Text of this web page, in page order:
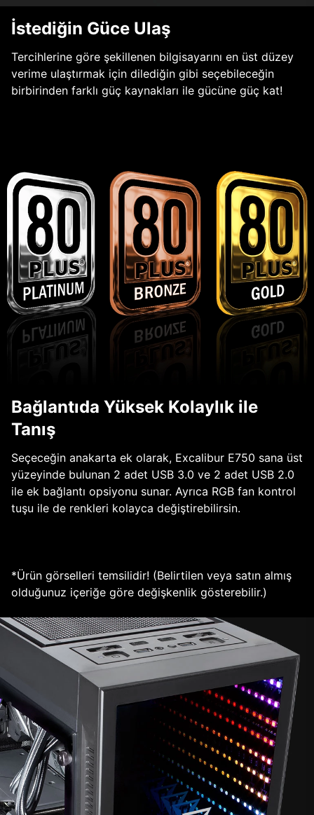
İstediğin Güce Ulaş
Tercihlerine göre şekillenen bilgisayarını en üst düzey
verime ulaştırmak için dilediğin gibi seçebileceğin
birbirinden farklı güç kaynakları ile gücüne güç kat!
Bağlantıda Yüksek Kolaylık ile
Tanış
Seçeceğin anakarta ek olarak, Excalibur E750 sana üst
yüzeyinde bulunan 2 adet USB 3.0 ve 2 adet USB 2.0
ile ek bağlantı opsiyonu sunar. Ayrıca RGB fan kontrol
tuşu ile de renkleri kolayca değiştirebilirsin.
*Ürün görselleri temsilidir! (Belirtilen veya satın almış
olduğunuz içeriğe göre değişkenlik gösterebilir.)